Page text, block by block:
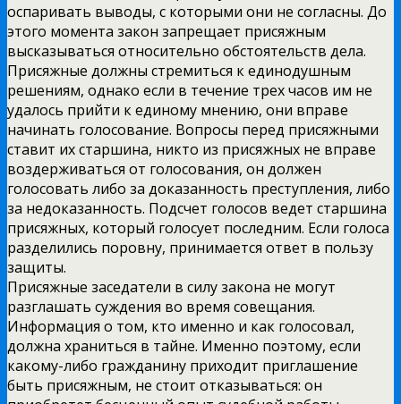
оспаривать выводы, с которыми они не согласны. До
этого момента закон запрещает присяжным
высказываться относительно обстоятельств дела.
Присяжные должны стремиться к единодушным
решениям, однако если в течение трех часов им не
удалось прийти к единому мнению, они вправе
начинать голосование. Вопросы перед присяжными
ставит их старшина, никто из присяжных не вправе
воздерживаться от голосования, он должен
голосовать либо за доказанность преступления, либо
за недоказанность. Подсчет голосов ведет старшина
присяжных, который голосует последним. Если голоса
разделились поровну, принимается ответ в пользу
защиты.
Присяжные заседатели в силу закона не могут
разглашать суждения во время совещания.
Информация о том, кто именно и как голосовал,
должна храниться в тайне. Именно поэтому, если
какому-либо гражданину приходит приглашение
быть присяжным, не стоит отказываться: он